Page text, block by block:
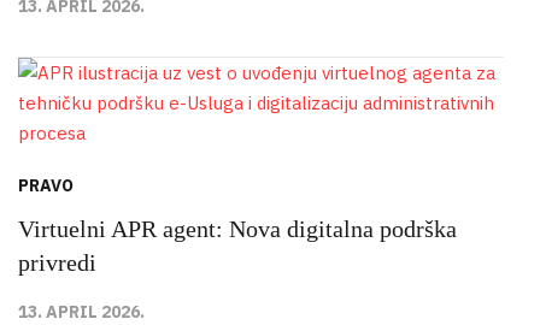
13. APRIL 2026.
PRAVO
Virtuelni APR agent: Nova digitalna podrška
privredi
13. APRIL 2026.